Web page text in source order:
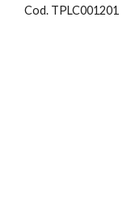
Cod. TPLC001201